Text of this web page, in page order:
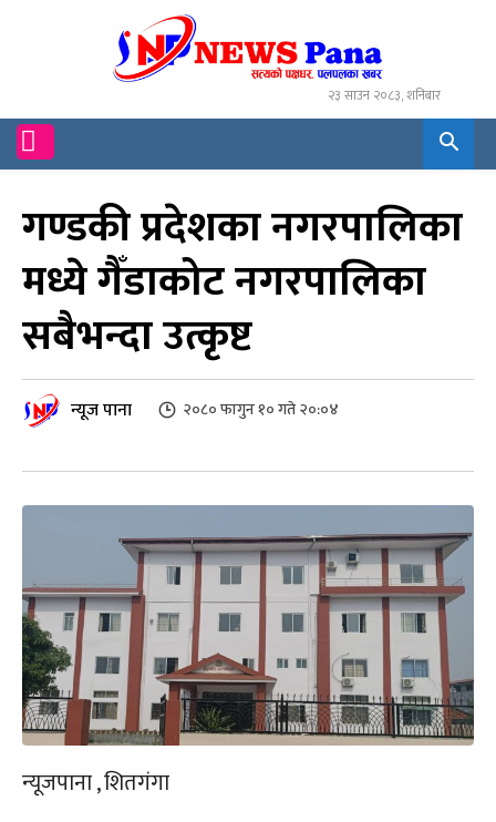
२३ साउन २०८३, शनिबार
गण्डकी प्रदेशका नगरपालिका
मध्ये गैँडाकोट नगरपालिका
सबैभन्दा उत्कृष्ट
न्यूज पाना २०८० फागुन १० गते २०:०४
न्यूजपाना , शितगंगा